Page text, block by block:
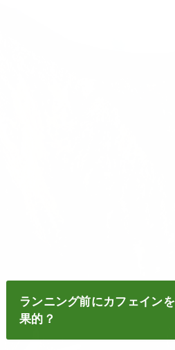
ランニング前にカフェイン
果的？